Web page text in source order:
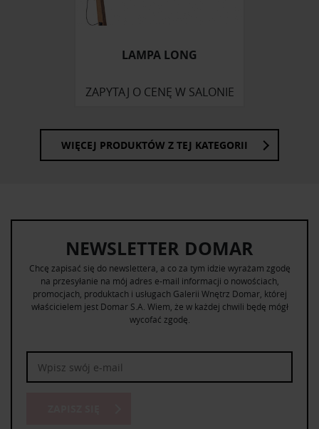
LAMPA LONG
ZAPYTAJ O CENĘ W SALONIE
WIĘCEJ PRODUKTÓW Z TEJ KATEGORII
NEWSLETTER DOMAR
Chcę zapisać się do newslettera, a co za tym idzie wyrażam zgodę
na przesyłanie na mój adres e-mail informacji o nowościach,
promocjach, produktach i usługach Galerii Wnętrz Domar, której
właścicielem jest Domar S.A. Wiem, że w każdej chwili będę mógł
wycofać zgodę.